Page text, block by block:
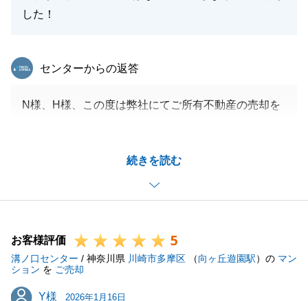
した！
続きを読む
東急リバブル
センターからの返答
N様、H様、この度は弊社にてご所有不動産の売却を
り、誠におめでとうございます。
今後ともよろしくお願いいたします。
閉じる
お客様評価 5
溝ノ口センター / 神奈川県 川崎市多摩区 （向ヶ丘遊園駅）の マン
ション を ご売却
Y様
Y様 2026年1月16日